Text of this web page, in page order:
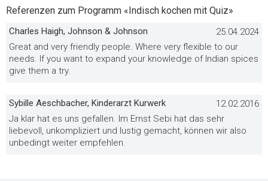
Referenzen zum Programm «Indisch kochen mit Quiz»
Charles Haigh, Johnson & Johnson
25.04.2024
Great and very friendly people. Where very flexible to our
needs. If you want to expand your knowledge of Indian spices
give them a try.
Sybille Aeschbacher, Kinderarzt Kurwerk
12.02.2016
Ja klar hat es uns gefallen. Im Ernst Sebi hat das sehr
liebevoll, unkompliziert und lustig gemacht, können wir also
unbedingt weiter empfehlen.